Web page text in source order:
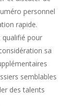
personnel
rapide.
qualifié pour
sa
semblables
des talents